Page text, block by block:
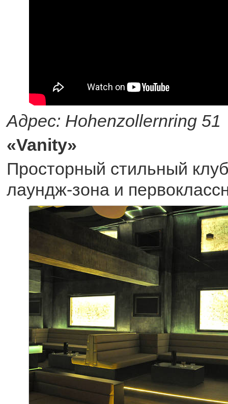
Адрес: Hohenzollernring 51
«Vanity»
Просторный стильный
лаундж-зона и